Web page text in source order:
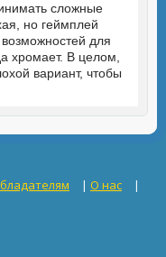
сложные
но геймплей
для
хромает. В целом,
вариант, чтобы
| О нас
|